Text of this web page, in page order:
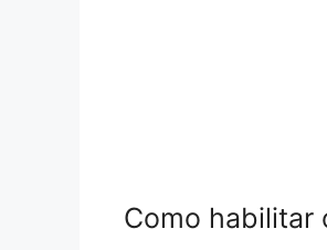
Como habilitar